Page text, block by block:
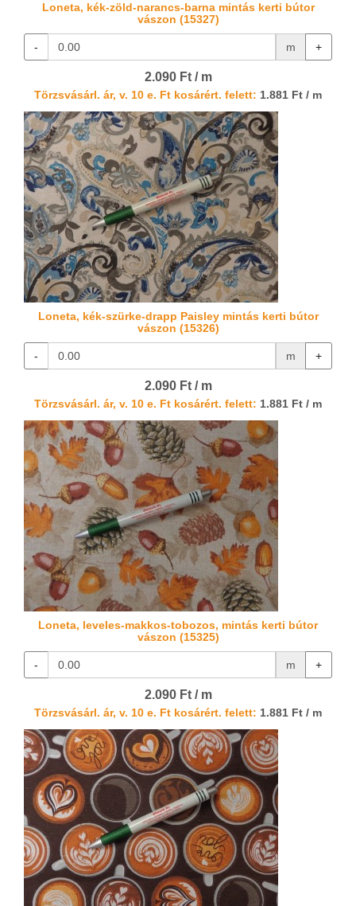
Loneta, kék-zöld-narancs-barna mintás kerti bútor
vászon (15327)
- m +
2.090 Ft / m
Törzsvásárl. ár, v. 10 e. Ft kosárért. felett: 1.881 Ft / m
Loneta, kék-szürke-drapp Paisley mintás kerti bútor
vászon (15326)
- m +
2.090 Ft / m
Törzsvásárl. ár, v. 10 e. Ft kosárért. felett: 1.881 Ft / m
Loneta, leveles-makkos-tobozos, mintás kerti bútor
vászon (15325)
- m +
2.090 Ft / m
Törzsvásárl. ár, v. 10 e. Ft kosárért. felett: 1.881 Ft / m